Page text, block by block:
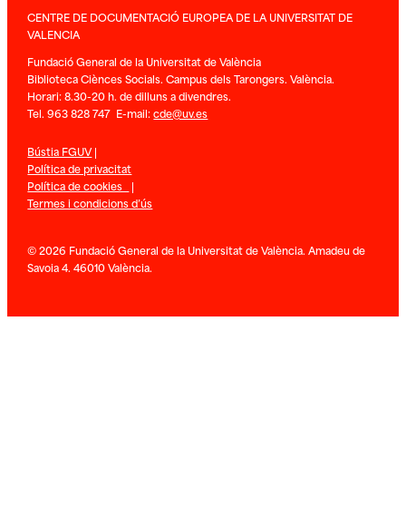
CENTRE DE DOCUMENTACIÓ EUROPEA DE LA UNIVERSITAT DE
VALENCIA
Fundació General de la Universitat de València
Biblioteca Ciènces Socials. Campus dels Tarongers. València.
Horari: 8.30-20 h. de dilluns a divendres.
Tel. 963 828 747 E-mail:cde@uv.es
Bústia FGUV|
Política de privacitat
Política de cookies |
Termes i condicions d’ús
© 2026 Fundació General de la Universitat de València. Amadeu de
Savoia 4. 46010 València.